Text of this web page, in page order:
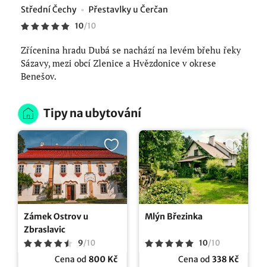
Střední Čechy Přestavlky u Čerčan
10/10
Zřícenina hradu Dubá se nachází na levém břehu řeky
Sázavy, mezi obcí Zlenice a Hvězdonice v okrese
Benešov.
Tipy na ubytování
Zámek Ostrov u
Zbraslavic
9/10
Cena od 800 Kč
Mlýn Březinka
10/10
Cena od 338 Kč